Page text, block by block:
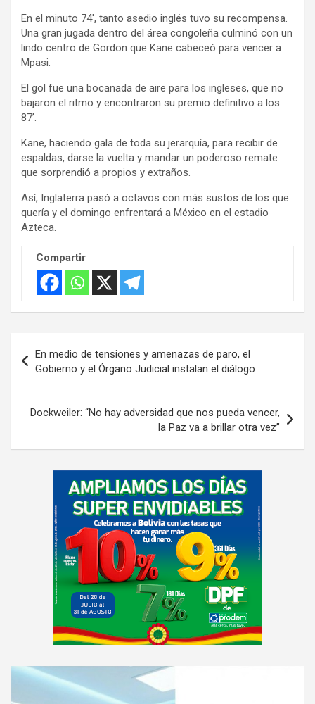
En el minuto 74′, tanto asedio inglés tuvo su recompensa.
Una gran jugada dentro del área congoleña culminó con un
lindo centro de Gordon que Kane cabeceó para vencer a
Mpasi.
El gol fue una bocanada de aire para los ingleses, que no
bajaron el ritmo y encontraron su premio definitivo a los
87’.
Kane, haciendo gala de toda su jerarquía, para recibir de
espaldas, darse la vuelta y mandar un poderoso remate
que sorprendió a propios y extraños.
Así, Inglaterra pasó a octavos con más sustos de los que
quería y el domingo enfrentará a México en el estadio
Azteca.
Compartir
de
entradas
En medio de tensiones y amenazas de paro, el
Gobierno y el Órgano Judicial instalan el diálogo
Dockweiler: “No hay adversidad que nos pueda vencer,
la Paz va a brillar otra vez”
e
t
A